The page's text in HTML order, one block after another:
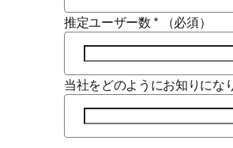
推定ユーザー数 * （必須）
当社をどのようにお知りにな